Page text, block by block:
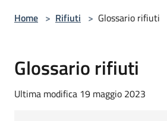
Home > Rifiuti > Glossario rifiuti
Glossario rifiuti
Ultima modifica 19 maggio 2023